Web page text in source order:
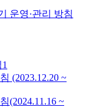
운영·관리 방침
(2023.12.20 ~
(2024.11.16 ~